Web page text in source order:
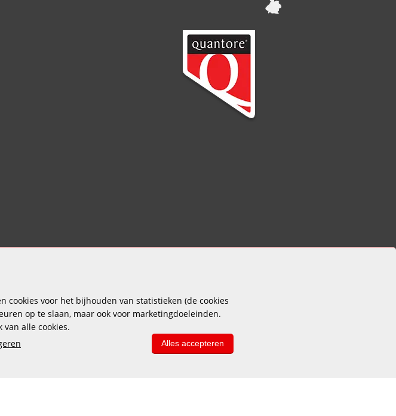
betalen
cookies voor het bijhouden van statistieken (de cookies
op te slaan, maar ook voor marketingdoeleinden.
van alle cookies.
Alles accepteren